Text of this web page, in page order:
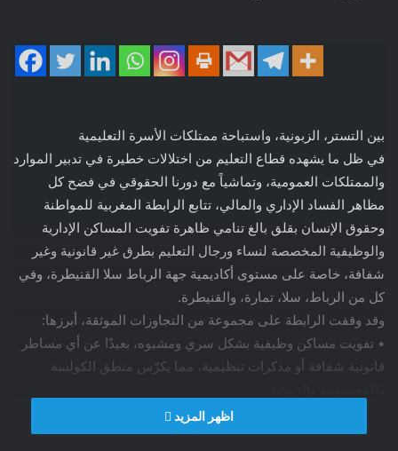
بين التستر، الزبونية، واستباحة ممتلكات الأسرة التعليمية
في ظل ما يشهده قطاع التعليم من اختلالات خطيرة في تدبير الموارد
والممتلكات العمومية، وتماشياً مع دورنا الحقوقي في فضح كل
مظاهر الفساد الإداري والمالي، تتابع الرابطة المغربية للمواطنة
وحقوق الإنسان بقلق بالغ تنامي ظاهرة تفويت المساكن الإدارية
والوظيفية المخصصة لنساء ورجال التعليم بطرق غير قانونية وغير
شفافة، خاصة على مستوى أكاديمية جهة الرباط سلا القنيطرة، وفي
كل من الرباط، سلا، تمارة، والقنيطرة.
وقد وقفت الرابطة على مجموعة من التجاوزات الموثقة، أبرزها:
• تفويت مساكن وظيفية بشكل سري ومشبوه، بعيدًا عن أي مساطر
قانونية شفافة أو مذكرات تنظيمية، مما يكرّس منطق الكولسة
• سوء تدبير سكن الحراس العامين، حيث تم رصد تحويل سكن
وظيفي بإعدادية “العيون” بالرباط إلى جهة أخرى، في تجاوز سافر
اظهر المزيد